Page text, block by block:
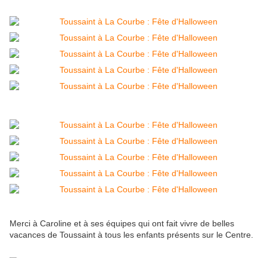
Merci à Caroline et à ses équipes qui ont fait vivre de belles
vacances de Toussaint à tous les enfants présents sur le Centre.